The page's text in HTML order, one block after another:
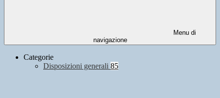
Menu di
navigazione
Categorie
Disposizioni generali 85